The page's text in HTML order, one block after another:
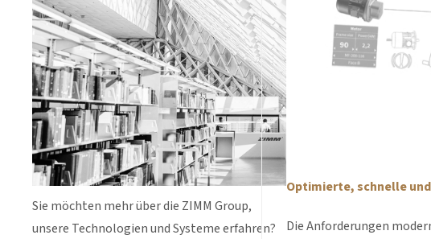
Sie möchten mehr über die ZIMM Group,
unsere Technologien und Systeme erfahren?
Optimierte, schnelle
Die Anforderungen